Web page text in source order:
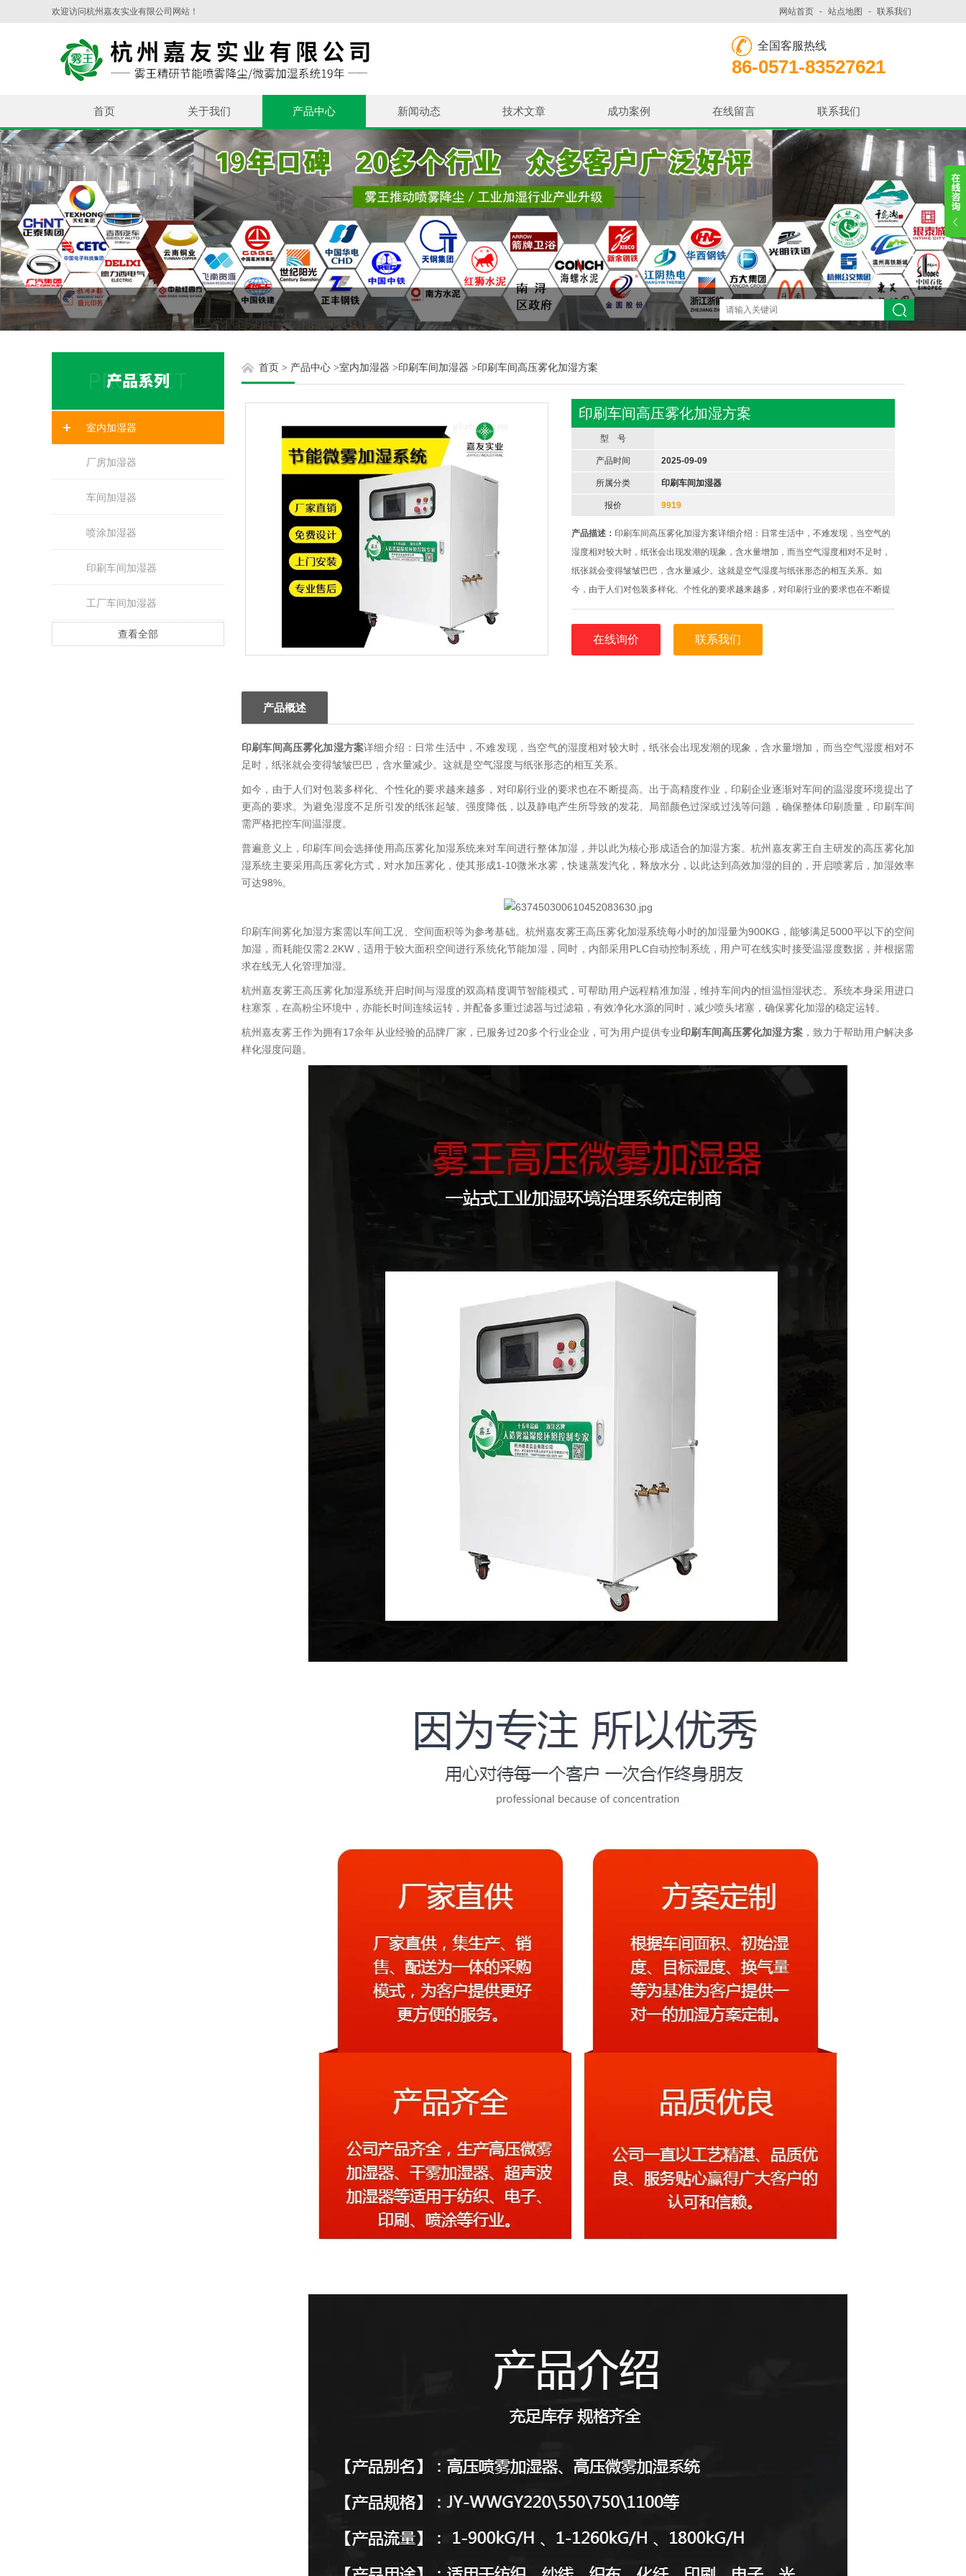
欢迎访问杭州嘉友实业有限公司网站！ 网站首页 - 站点地图 - 联系我们
全国客服热线
86-0571-83527621
首页 关于我们 产品中心 新闻动态 技术文章 成功案例 在线留言 联系我们
室内加湿器
厂房加湿器
车间加湿器
喷涂加湿器
印刷车间加湿器
工厂车间加湿器
查看全部
首页 > 产品中心 >室内加湿器 >印刷车间加湿器 >印刷车间高压雾化加湿方案
印刷车间高压雾化加湿方案
型 号
产品时间 2025-09-09
所属分类 印刷车间加湿器
报价 9919
产品描述： 印刷车间高压雾化加湿方案详细介绍：日常生活中，不难发现，当空气的
湿度相对较大时，纸张会出现发潮的现象，含水量增加，而当空气湿度相对不足时，
纸张就会变得皱皱巴巴，含水量减少。这就是空气湿度与纸张形态的相互关系。如
今，由于人们对包装多样化、个性化的要求越来越多，对印刷行业的要求也在不断提
高。出于高精度作业，印刷企业逐渐对车间的温湿度环境提出了更高的要求。为避免
湿度不足所引发的纸张起皱、强度降低，以
在线询价 联系我们
产品概述
印刷车间高压雾化加湿方案详细介绍：日常生活中，不难发现，当空气的湿度相对较大时，纸张会出现发潮的现象，含水量增加，而当空气湿度相对不
足时，纸张就会变得皱皱巴巴，含水量减少。这就是空气湿度与纸张形态的相互关系。
如今，由于人们对包装多样化、个性化的要求越来越多，对印刷行业的要求也在不断提高。出于高精度作业，印刷企业逐渐对车间的温湿度环境提出了
更高的要求。为避免湿度不足所引发的纸张起皱、强度降低，以及静电产生所导致的发花、局部颜色过深或过浅等问题，确保整体印刷质量，印刷车间
需严格把控车间温湿度。
普遍意义上，印刷车间会选择使用高压雾化加湿系统来对车间进行整体加湿，并以此为核心形成适合的加湿方案。杭州嘉友雾王自主研发的高压雾化加
湿系统主要采用高压雾化方式，对水加压雾化，使其形成1-10微米水雾，快速蒸发汽化，释放水分，以此达到高效加湿的目的，开启喷雾后，加湿效率
可达98%。
印刷车间雾化加湿方案需以车间工况、空间面积等为参考基础。杭州嘉友雾王高压雾化加湿系统每小时的加湿量为900KG，能够满足5000平以下的空间
加湿，而耗能仅需2.2KW，适用于较大面积空间进行系统化节能加湿，同时，内部采用PLC自动控制系统，用户可在线实时接受温湿度数据，并根据需
求在线无人化管理加湿。
杭州嘉友雾王高压雾化加湿系统开启时间与湿度的双高精度调节智能模式，可帮助用户远程精准加湿，维持车间内的恒温恒湿状态。系统本身采用进口
柱塞泵，在高粉尘环境中，亦能长时间连续运转，并配备多重过滤器与过滤箱，有效净化水源的同时，减少喷头堵塞，确保雾化加湿的稳定运转。
杭州嘉友雾王作为拥有17余年从业经验的品牌厂家，已服务过20多个行业企业，可为用户提供专业印刷车间高压雾化加湿方案，致力于帮助用户解决多
样化湿度问题。